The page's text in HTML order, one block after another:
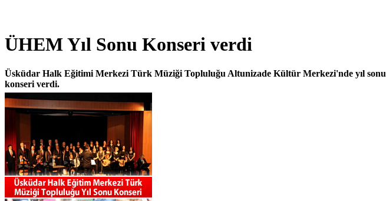
ÜHEM Yıl Sonu Konseri verdi
Üsküdar Halk Eğitimi Merkezi Türk Müziği Topluluğu Altunizade Kültür Merkezi'nde yıl sonu
konseri verdi.